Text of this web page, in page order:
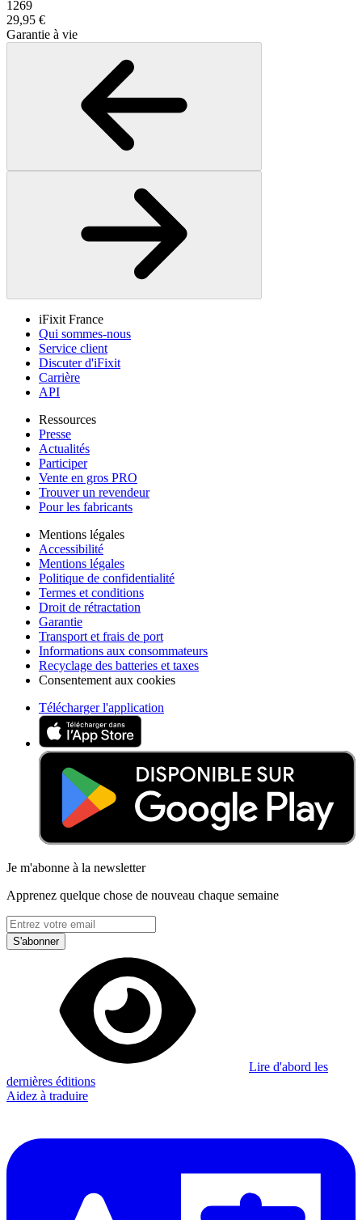
1269
29,95 €
Garantie à vie
iFixit France
Qui sommes-nous
Service client
Discuter d'iFixit
Carrière
API
Ressources
Presse
Actualités
Participer
Vente en gros PRO
Trouver un revendeur
Pour les fabricants
Mentions légales
Accessibilité
Mentions légales
Politique de confidentialité
Termes et conditions
Droit de rétractation
Garantie
Transport et frais de port
Informations aux consommateurs
Recyclage des batteries et taxes
Consentement aux cookies
Télécharger l'application
Je m'abonne à la newsletter
Apprenez quelque chose de nouveau chaque semaine
S'abonner
Lire d'abord les
dernières éditions
Aidez à traduire